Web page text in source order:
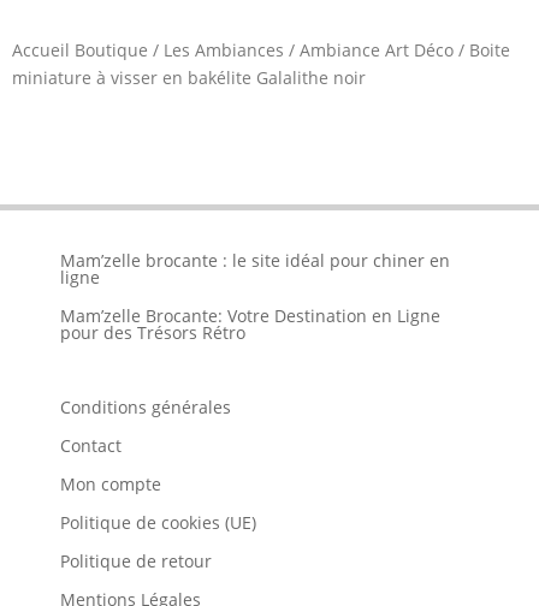
Accueil Boutique / Les Ambiances / Ambiance Art Déco / Boite
miniature à visser en bakélite Galalithe noir
Mam’zelle brocante : le site idéal pour chiner en
ligne
Mam’zelle Brocante: Votre Destination en Ligne
pour des Trésors Rétro
Conditions générales
Contact
Mon compte
Politique de cookies (UE)
Politique de retour
Mentions Légales